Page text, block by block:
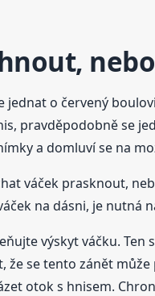
jednat o červený
pravděpodobně se
a domluví se na
váček prasknout,
na dásni, je nutná
výskyt váčku.
že se tento zánět
otok s hnisem.